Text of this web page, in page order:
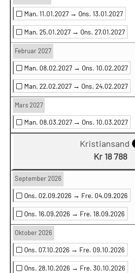
Man. 11.01.2027 → Ons. 13.01.2027
Man. 25.01.2027 → Ons. 27.01.2027
Februar 2027
Man. 08.02.2027 → Ons. 10.02.2027
Man. 22.02.2027 → Ons. 24.02.2027
Mars 2027
Man. 08.03.2027 → Ons. 10.03.2027
Kristiansand
Kr 18 788
September 2026
Ons. 02.09.2026 → Fre. 04.09.2026
Ons. 16.09.2026 → Fre. 18.09.2026
Oktober 2026
Ons. 07.10.2026 → Fre. 09.10.2026
Ons. 28.10.2026 → Fre. 30.10.2026